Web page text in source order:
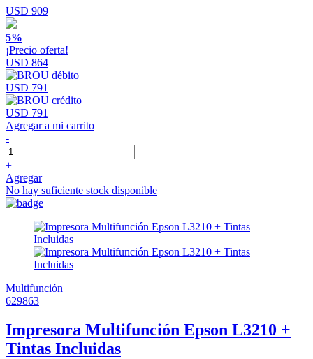
USD 909
5%
¡Precio oferta!
USD 864
USD 791
USD 791
Agregar a mi carrito
-
+
Agregar
No hay suficiente stock disponible
Multifunción
629863
Impresora Multifunción Epson L3210 +
Tintas Incluidas